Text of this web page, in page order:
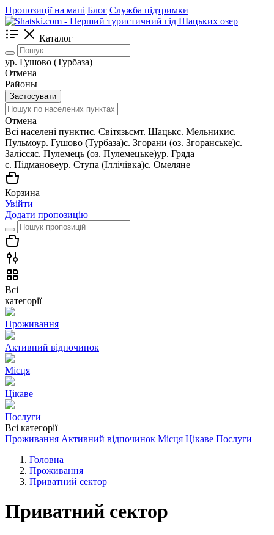
Пропозиції на мапі Блог Служба підтримки
Каталог
ур. Гушово (Турбаза)
Отмена
Районы
Застосувати
Отмена
Всі населені пунктиc. Світязьсмт. Шацькс. Мельникис.
Пульмоур. Гушово (Турбаза)с. Згорани (оз. Згоранське)с.
Заліссяс. Пулемець (оз. Пулемецьке)ур. Гряда
с. Підмановеур. Ступа (Іллічівка)с. Омеляне
Корзина
Увійти
Додати пропозицію
Всі
категорії
Проживання
Активний відпочинок
Місця
Цікаве
Послуги
Всі категорії
Проживання Активний відпочинок Місця Цікаве Послуги
Головна
Проживання
Приватний сектор
Приватний сектор